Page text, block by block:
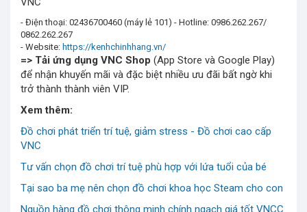
- Điện thoại: 02436700460 (máy lẻ 101) - Hotline: 0986.262.267/
0862.262.267
- Website: https://kenhchinhhang.vn/
=> Tải ứng dụng VNC Shop (App Store và Google Play)
để nhận khuyến mãi và đặc biệt nhiều ưu đãi bất ngờ khi
trở thành thành viên VIP.
Xem thêm:
Đồ chơi phát triển trí tuệ, giảm stress - Đồ chơi cao cấp
VNC
Tư vấn chọn đồ chơi trí tuệ phù hợp với lứa tuổi của bé
Tại sao ba mẹ nên chọn đồ chơi khoa học Steam cho con
Nguồn hàng đồ chơi thông minh chính ngạch giá tốt VNCC